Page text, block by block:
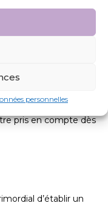
personnelles
épanouissement
QVCT
d’un Accord
pris en compte dès
d’établir un